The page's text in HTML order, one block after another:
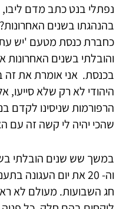
נפתלי בנט כתב מדם ליבו,
בהנהגתו בשנים
כחברת כנסת מטעם 'יש
והובלתי בשנים
בכנסת. אני אומרת את זה
היהודי לא רק שלא סייעו,
הרפורמות שניסינו לקדם
שהכי יהיה לי קשה זה עם
וה- 20 את יום העגונה
חג השבועות. מעולם לא